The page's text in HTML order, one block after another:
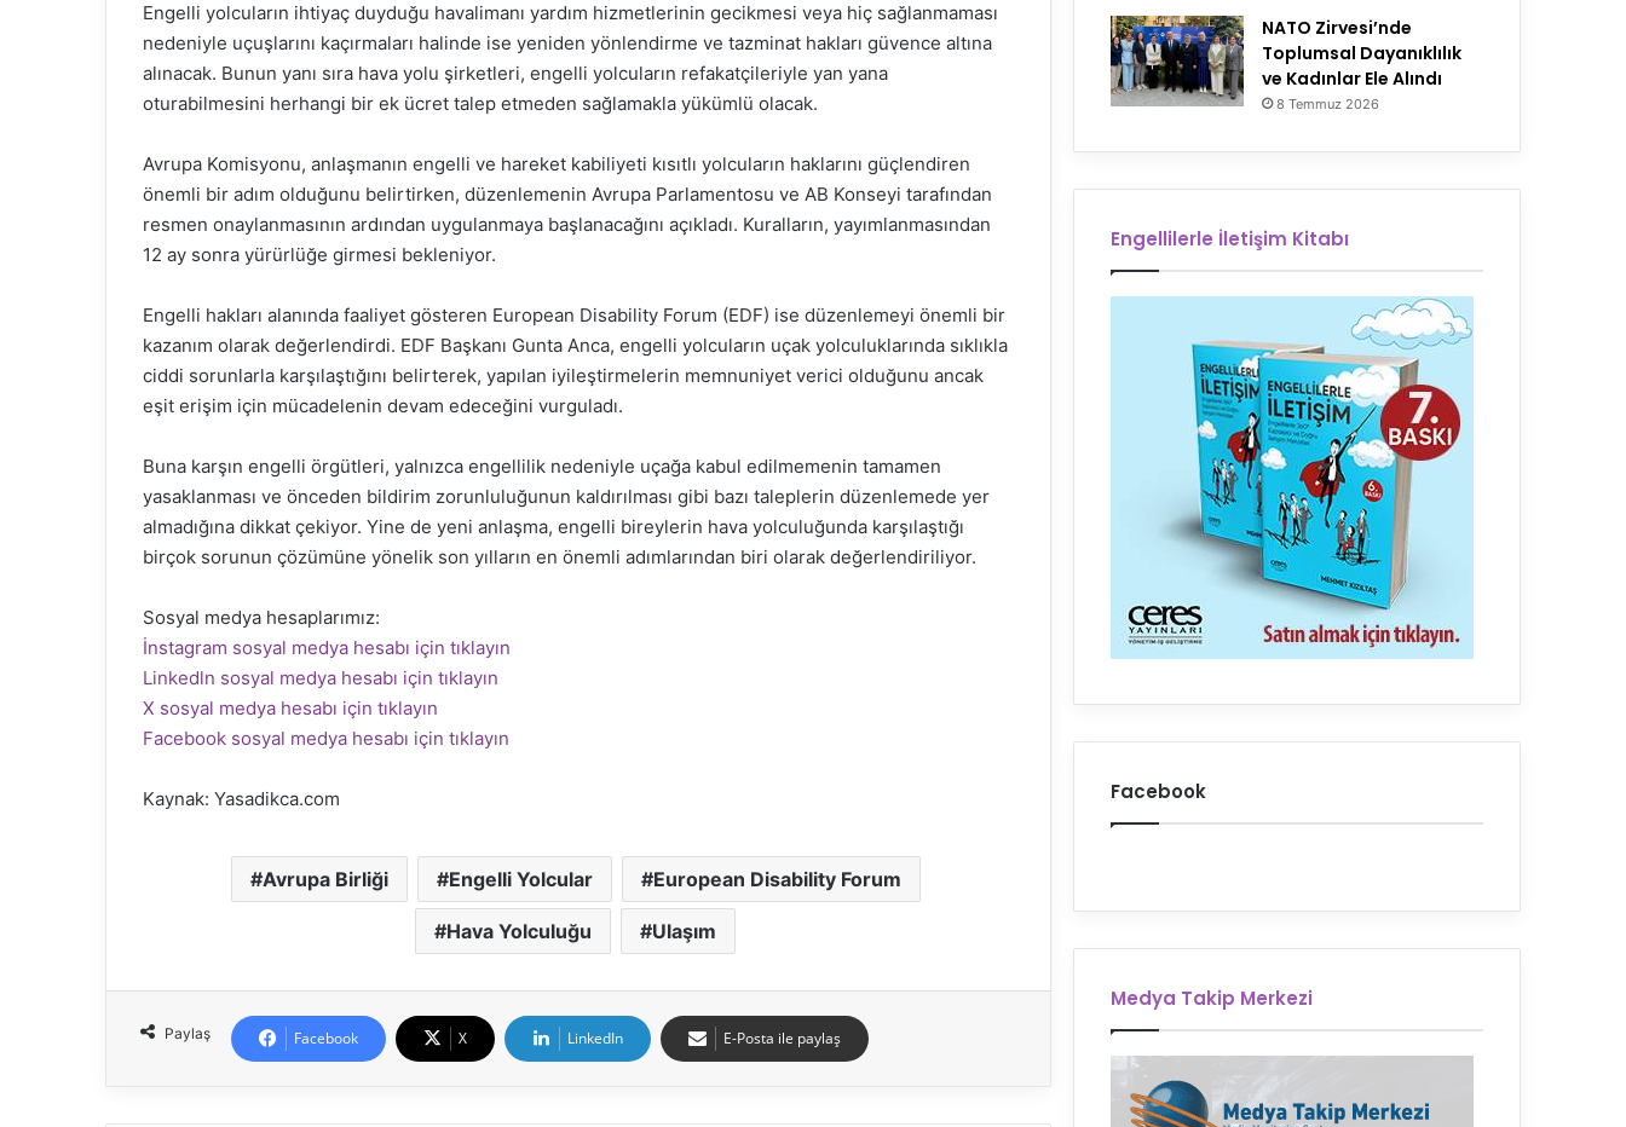
Engelli yolcuların ihtiyaç duyduğu havalimanı yardım hizmetlerinin gecikmesi veya hiç sağlanmaması
nedeniyle uçuşlarını kaçırmaları halinde ise yeniden yönlendirme ve tazminat hakları güvence altına
alınacak. Bunun yanı sıra hava yolu şirketleri, engelli yolcuların refakatçileriyle yan yana
oturabilmesini herhangi bir ek ücret talep etmeden sağlamakla yükümlü olacak.
Avrupa Komisyonu, anlaşmanın engelli ve hareket kabiliyeti kısıtlı yolcuların haklarını güçlendiren
önemli bir adım olduğunu belirtirken, düzenlemenin Avrupa Parlamentosu ve AB Konseyi tarafından
resmen onaylanmasının ardından uygulanmaya başlanacağını açıkladı. Kuralların, yayımlanmasından
12 ay sonra yürürlüğe girmesi bekleniyor.
Engelli hakları alanında faaliyet gösteren European Disability Forum (EDF) ise düzenlemeyi önemli bir
kazanım olarak değerlendirdi. EDF Başkanı Gunta Anca, engelli yolcuların uçak yolculuklarında sıklıkla
ciddi sorunlarla karşılaştığını belirterek, yapılan iyileştirmelerin memnuniyet verici olduğunu ancak
eşit erişim için mücadelenin devam edeceğini vurguladı.
Buna karşın engelli örgütleri, yalnızca engellilik nedeniyle uçağa kabul edilmemenin tamamen
yasaklanması ve önceden bildirim zorunluluğunun kaldırılması gibi bazı taleplerin düzenlemede yer
almadığına dikkat çekiyor. Yine de yeni anlaşma, engelli bireylerin hava yolculuğunda karşılaştığı
birçok sorunun çözümüne yönelik son yılların en önemli adımlarından biri olarak değerlendiriliyor.
Sosyal medya hesaplarımız:
İnstagram sosyal medya hesabı için tıklayın
Linkedln sosyal medya hesabı için tıklayın
X sosyal medya hesabı için tıklayın
Facebook sosyal medya hesabı için tıklayın
Kaynak: Yasadikca.com
Avrupa Birliği Engelli Yolcular European Disability Forum
Hava Yolculuğu Ulaşım
Paylaş Facebook X LinkedIn E-Posta ile paylaş
NATO Zirvesi’nde
Toplumsal Dayanıklılık
ve Kadınlar Ele Alındı
8 Temmuz 2026
Engellilerle İletişim Kitabı
Facebook
Medya Takip Merkezi